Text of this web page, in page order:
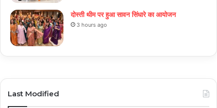
दोस्ती थीम पर हुआ सावन सिंधारे का आयोजन
3 hours ago
Last Modified